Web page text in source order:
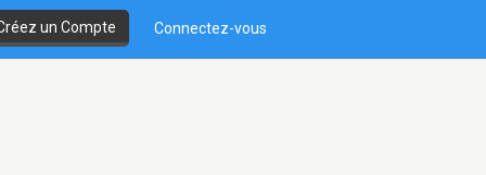
un Compte Connectez-vous